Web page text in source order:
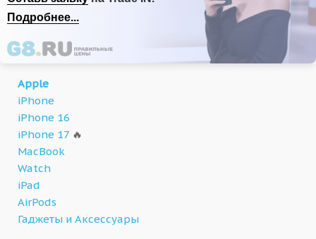
Подробнее...
Apple
iPhone
iPhone 16
iPhone 17 🔥
MacBook
Watch
iPad
AirPods
Гаджеты и Аксессуары